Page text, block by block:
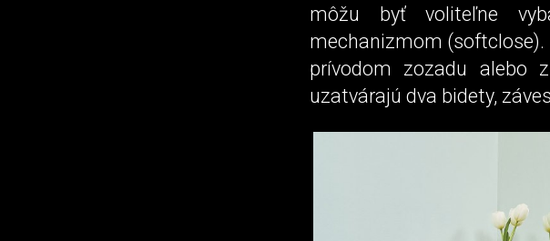
môžu byť voliteľne
mechanizmom (softclose).
prívodom zozadu alebo
uzatvárajú dva bidety,